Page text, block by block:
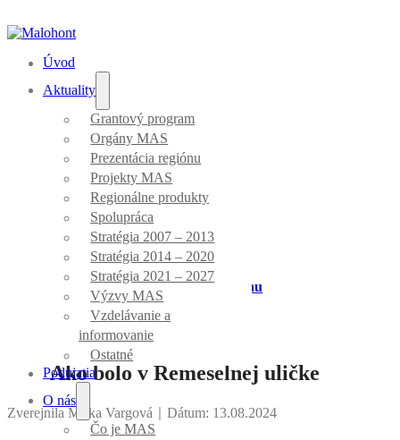
Úvod
Aktuality
Grantový program
Orgány MAS
Prezentácia regiónu
Projekty MAS
Regionálne produkty
Spolupráca
Stratégia 2007 – 2013
Stratégia 2014 – 2020
Stratégia 2021 – 2027
Výzvy MAS
Vzdelávanie a
informovanie
Ostatné
Podujatia
O nás
Čo je MAS
Aktuality
Úvod/Prezentácia regiónu
Ako bolo v Remeselnej uličke
Zverejnila Mirka Vargová Dátum: 13.08.2024